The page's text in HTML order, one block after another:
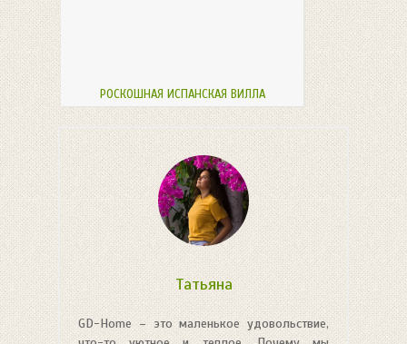
РОСКОШНАЯ ИСПАНСКАЯ ВИЛЛА
Татьяна
GD-Home – это маленькое удовольствие,